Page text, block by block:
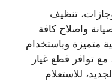
تنظيف
واصلاح كافة
متميزة وباستخدام
مع توافر قطع غيار
للاستعلام